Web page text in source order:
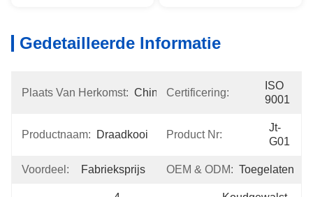
Gedetailleerde Informatie
Plaats Van Herkomst: China Certificering:
ISO
9001
Productnaam: Draadkooi Product Nr:
Jt-
G01
Voordeel: Fabrieksprijs OEM & ODM: Toegelaten